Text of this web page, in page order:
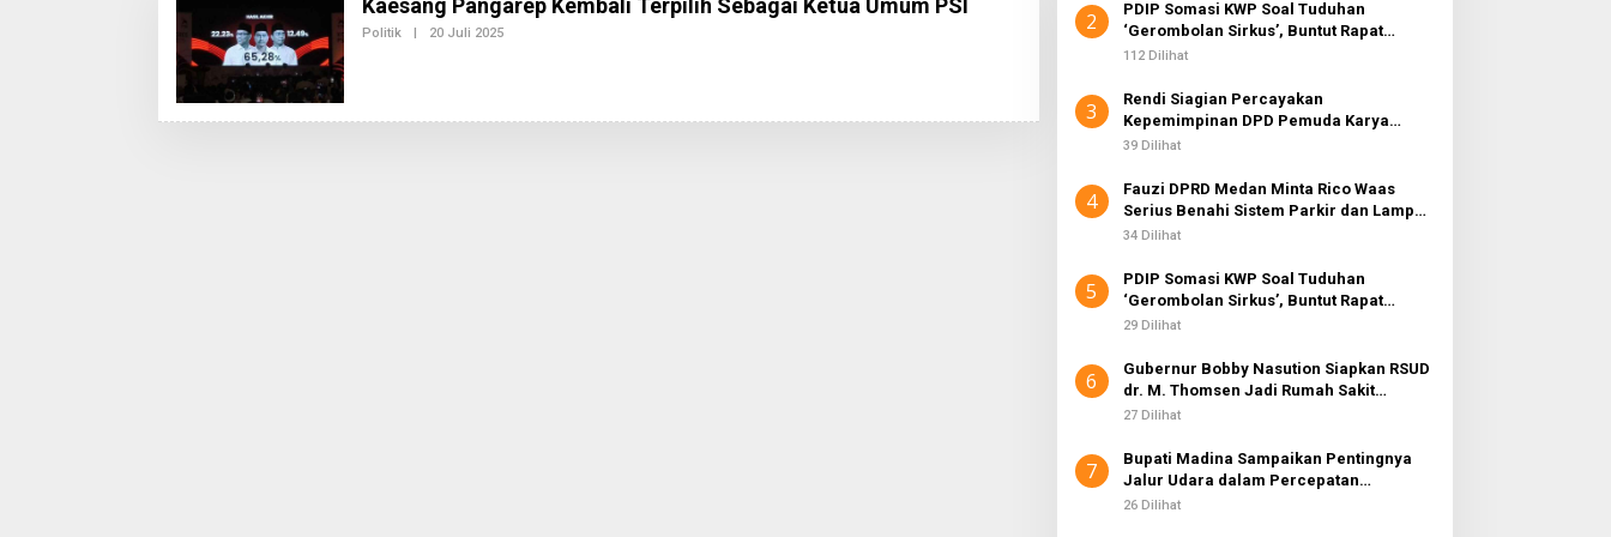
Kaesang Pangarep Kembali Terpilih Sebagai Ketua Umum PSI
Politik | 20 Juli 2025 2
PDIP Somasi KWP Soal Tuduhan
‘Gerombolan Sirkus’, Buntut Rapat
Komisi II Dipimpin Sufmi Dasco Ahmad
112 Dilihat
3
Rendi Siagian Percayakan
Kepemimpinan DPD Pemuda Karya
Nasional Kota Medan kepada Josef
39 Dilihat
4
Fauzi DPRD Medan Minta Rico Waas
Serius Benahi Sistem Parkir dan Lampu
Jalan yang Padam
34 Dilihat
5
PDIP Somasi KWP Soal Tuduhan
‘Gerombolan Sirkus’, Buntut Rapat
Komisi II Dipimpin Sufmi Dasco Ahmad
29 Dilihat
6
Gubernur Bobby Nasution Siapkan RSUD
dr. M. Thomsen Jadi Rumah Sakit
Regional Kepulauan Nias
27 Dilihat
7
Bupati Madina Sampaikan Pentingnya
Jalur Udara dalam Percepatan
Pembangunan
26 Dilihat